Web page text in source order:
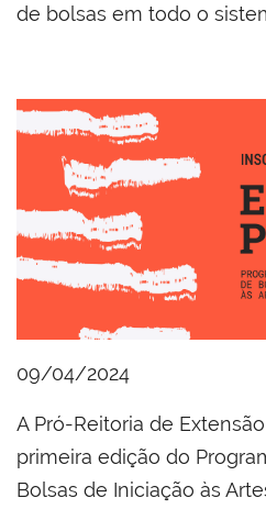
de bolsas em todo o
09/04/2024
A Pró-Reitoria de
primeira edição do
Bolsas de Iniciação às